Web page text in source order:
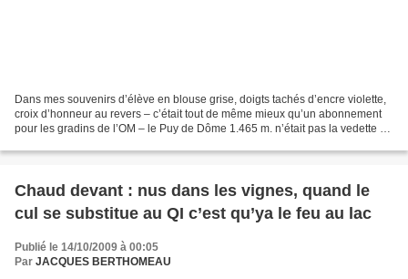
Dans mes souvenirs d’élève en blouse grise, doigts tachés d’encre violette,
croix d’honneur au revers – c’était tout de même mieux qu’un abonnement
pour les gradins de l’OM – le Puy de Dôme 1.465 m. n’était pas la vedette du
Chaud devant : nus dans les vignes, quand le
cul se substitue au QI c’est qu’ya le feu au lac
Publié le 14/10/2009 à 00:05
Par JACQUES BERTHOMEAU